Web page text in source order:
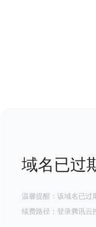
域名已过
温馨提醒：该域名已过
续费路径：登录腾讯云